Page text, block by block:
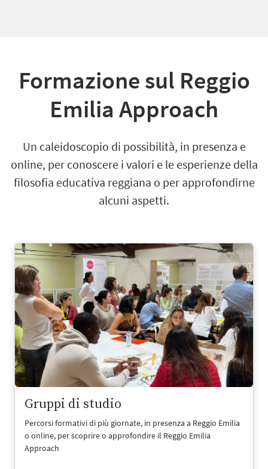
Formazione sul Reggio
Emilia Approach
Un caleidoscopio di possibilità, in presenza e
online, per conoscere i valori e le esperienze della
filosofia educativa reggiana o per approfondirne
alcuni aspetti.
Gruppi di studio
Percorsi formativi di più giornate, in presenza a Reggio Emilia
o online, per scoprire o approfondire il Reggio Emilia
Approach